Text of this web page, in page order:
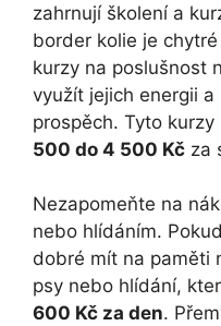
zahrnují školení a
border kolie je
kurzy na poslušnost
využít jejich energii
prospěch. Tyto
500 do 4 500 Kč za
Nezapomeňte na
nebo hlídáním.
dobré mít na paměti
psy nebo hlídání,
600 Kč za den.